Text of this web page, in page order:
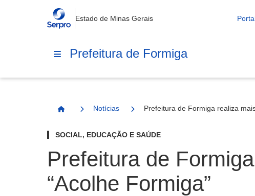
Estado de Minas Gerais
Prefeitura de Formiga
Página Inicial
Notícias Prefeitura de Formiga realiza
SOCIAL, EDUCAÇÃO E SAÚDE
Prefeitura de
“Acolhe Formiga”